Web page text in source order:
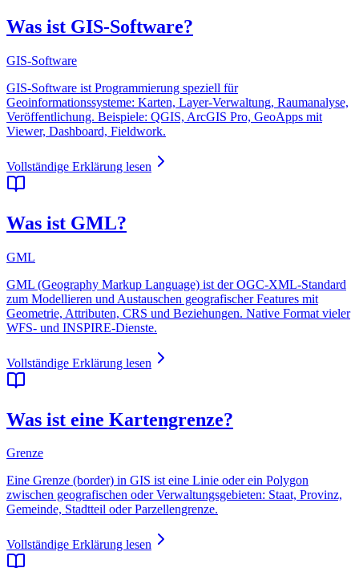
Was ist GIS-Software?
GIS-Software
GIS-Software ist Programmierung speziell für
Geoinformationssysteme: Karten, Layer-Verwaltung, Raumanalyse,
Veröffentlichung. Beispiele: QGIS, ArcGIS Pro, GeoApps mit
Viewer, Dashboard, Fieldwork.
Vollständige Erklärung lesen
Was ist GML?
GML
GML (Geography Markup Language) ist der OGC-XML-Standard
zum Modellieren und Austauschen geografischer Features mit
Geometrie, Attributen, CRS und Beziehungen. Native Format vieler
WFS- und INSPIRE-Dienste.
Vollständige Erklärung lesen
Was ist eine Kartengrenze?
Grenze
Eine Grenze (border) in GIS ist eine Linie oder ein Polygon
zwischen geografischen oder Verwaltungsgebieten: Staat, Provinz,
Gemeinde, Stadtteil oder Parzellengrenze.
Vollständige Erklärung lesen